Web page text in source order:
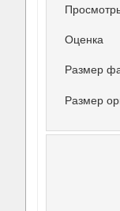
Оценка
Размер
Размер